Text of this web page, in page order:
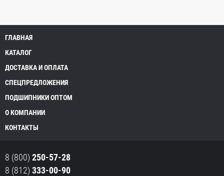
ГЛАВНАЯ
КАТАЛОГ
ДОСТАВКА И ОПЛАТА
СПЕЦПРЕДЛОЖЕНИЯ
ПОДШИПНИКИ ОПТОМ
О КОМПАНИИ
КОНТАКТЫ
8 (800) 250-57-28
8 (812) 333-00-90